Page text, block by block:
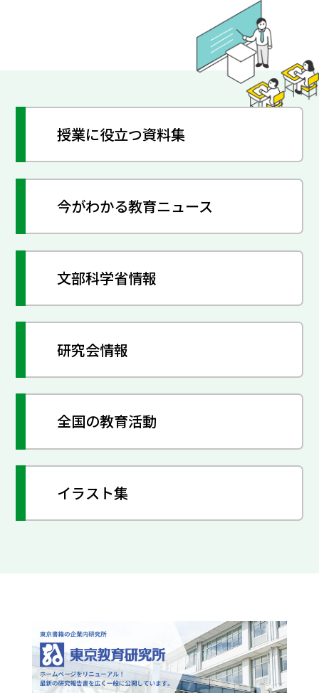
授業に役立つ資料集
今がわかる教育ニュース
文部科学省情報
研究会情報
全国の教育活動
イラスト集